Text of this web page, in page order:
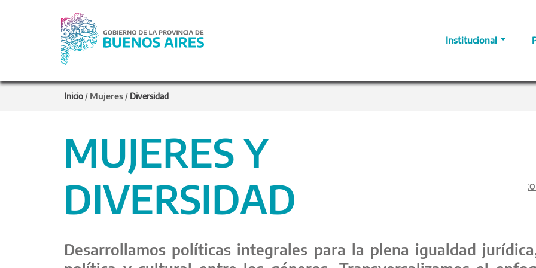
Institucional
Inicio / Mujeres / Diversidad
MUJERES Y
DIVERSIDAD
Desarrollamos políticas integrales para la plena igualdad